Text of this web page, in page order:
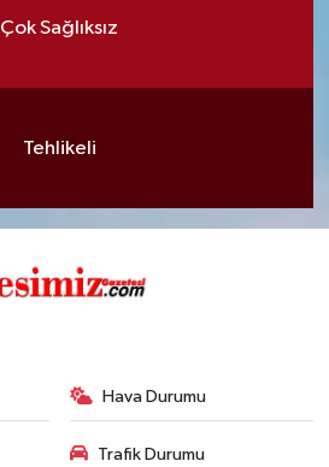
Çok Sağlıksız
Tehlikeli
Hava Durumu
Trafik Durumu